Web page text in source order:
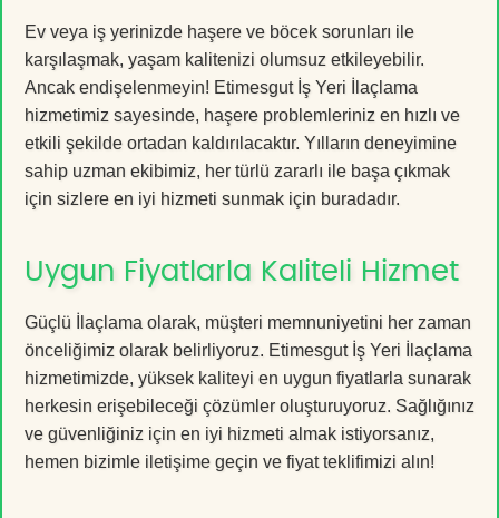
Ev veya iş yerinizde haşere ve böcek sorunları ile
karşılaşmak, yaşam kalitenizi olumsuz etkileyebilir.
Ancak endişelenmeyin! Etimesgut İş Yeri İlaçlama
hizmetimiz sayesinde, haşere problemleriniz en hızlı ve
etkili şekilde ortadan kaldırılacaktır. Yılların deneyimine
sahip uzman ekibimiz, her türlü zararlı ile başa çıkmak
için sizlere en iyi hizmeti sunmak için buradadır.
Uygun Fiyatlarla Kaliteli Hizmet
Güçlü İlaçlama olarak, müşteri memnuniyetini her zaman
önceliğimiz olarak belirliyoruz. Etimesgut İş Yeri İlaçlama
hizmetimizde, yüksek kaliteyi en uygun fiyatlarla sunarak
herkesin erişebileceği çözümler oluşturuyoruz. Sağlığınız
ve güvenliğiniz için en iyi hizmeti almak istiyorsanız,
hemen bizimle iletişime geçin ve fiyat teklifimizi alın!